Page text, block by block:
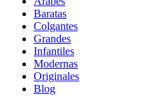
Baratas
Colgantes
Grandes
Infantiles
Modernas
Originales
Blog